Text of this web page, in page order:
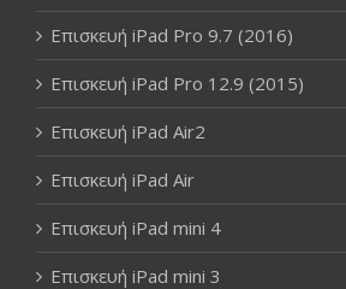
Επισκευή iPad Pro 9.7 (2016)
Επισκευή iPad Pro 12.9 (2015)
Επισκευή iPad Air2
Επισκευή iPad Air
Επισκευή iPad mini 4
Επισκευή iPad mini 3